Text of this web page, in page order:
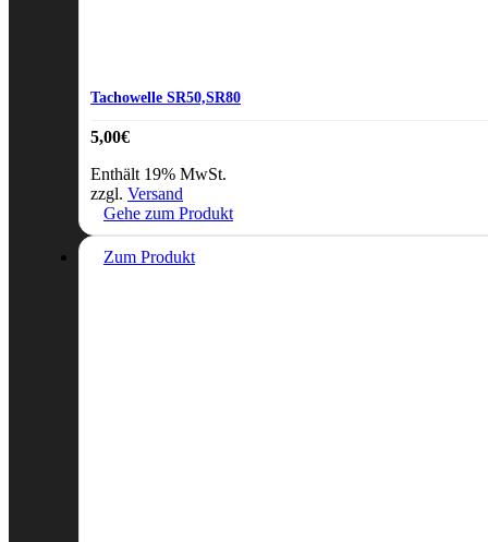
Tachowelle SR50,SR80
5,00€
Enthält 19% MwSt.
zzgl. Versand
Gehe zum Produkt
Zum Produkt